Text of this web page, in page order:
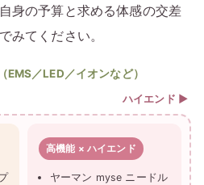
身の予算と求める体感の交差
みてください。
／LED／イオンなど）
ハイエンド ▶
高機能 × ハイエンド
ヤーマン myse ニードル